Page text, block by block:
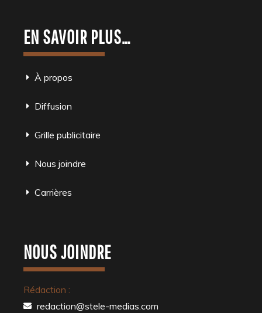
EN SAVOIR PLUS…
À propos
Diffusion
Grille publicitaire
Nous joindre
Carrières
NOUS JOINDRE
Rédaction :
redaction@stele-medias.com